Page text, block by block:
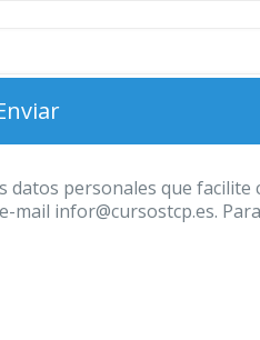
datos personales que
mail infor@cursostcp.es.